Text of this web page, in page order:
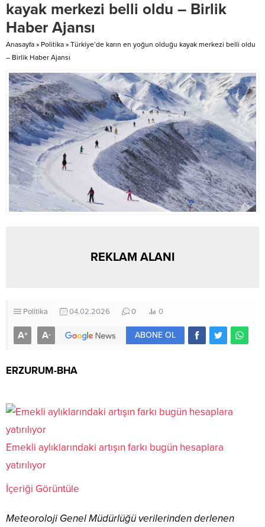
Yekta Kopan sosyal medya
hesabından duyurdu. Kopan
paylaşımında, “Pınar Kür’e veda
ettik. Edebiyatımızın büyük
kaybı… Başımız sağ olsun. Başta
oğlu Emrah Kolukısa olmak üzere
bütün aile büyük...
kayak merkezi belli oldu – Birlik
Haber Ajansı
Anasayfa » Politika » Türkiye’de karın en yoğun olduğu kayak merkezi belli oldu
– Birlik Haber Ajansı
REKLAM ALANI
Politika 04.02.2026 0 0
A+ A- ABONE OL
ERZURUM-BHA
Emekli aylıklarındaki artışın farkı bugün hesaplara
yatırılıyor
İçeriği Görüntüle
Meteoroloji Genel Müdürlüğü verilerinden derlenen